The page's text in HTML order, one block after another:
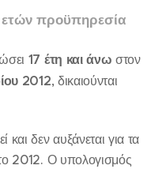
προϋπηρεσία
17 έτη και άνω στον
2012, δικαιούνται
δεν αυξάνεται για τα
2012. Ο υπολογισμός